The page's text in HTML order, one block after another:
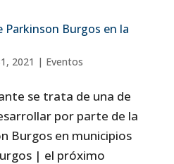
Parkinson Burgos en la
2021 | Eventos
se trata de una de
por parte de la
Burgos en municipios
| el próximo